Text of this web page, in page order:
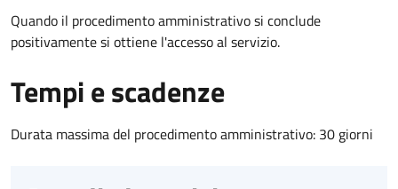
Quando il procedimento amministrativo si conclude
positivamente si ottiene l'accesso al servizio.
Tempi e scadenze
Durata massima del procedimento amministrativo: 30 giorni